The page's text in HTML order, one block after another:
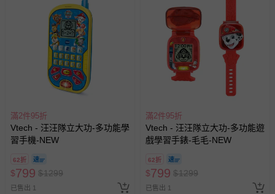
滿2件95折
Vtech - 汪汪隊立大功-多功能學
習手機-NEW
62折
$799 $1299
已售出 1
滿2件95折
Vtech - 汪汪隊立大功-多功能遊
戲學習手錶-毛毛-NEW
62折
$799 $1299
已售出 1